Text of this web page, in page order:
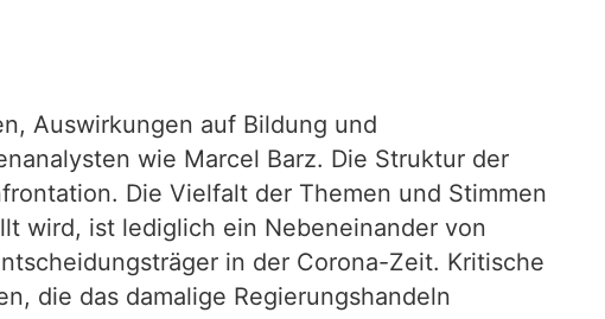
Auswirkungen auf Bildung und
wie Marcel Barz. Die Struktur der
Die Vielfalt der Themen und Stimmen
wird, ist lediglich ein Nebeneinander von
in der Corona-Zeit. Kritische
die das damalige Regierungshandeln